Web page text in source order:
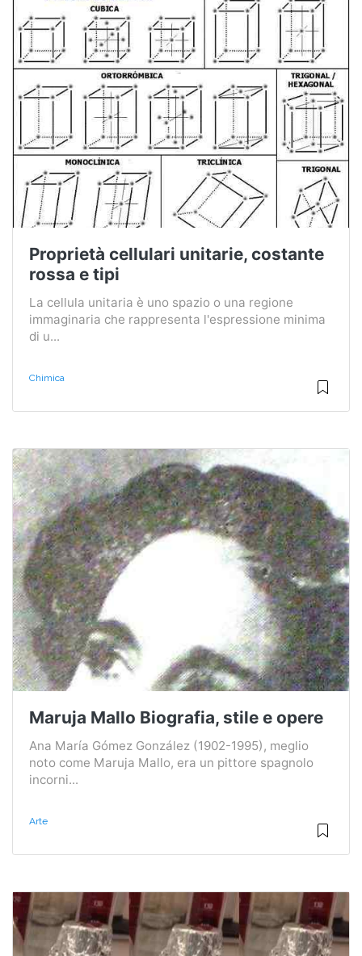
Proprietà cellulari unitarie, costante
rossa e tipi
La cellula unitaria è uno spazio o una regione
immaginaria che rappresenta l'espressione minima
di u...
Chimica
Maruja Mallo Biografia, stile e opere
Ana María Gómez González (1902-1995), meglio
noto come Maruja Mallo, era un pittore spagnolo
incorni...
Arte